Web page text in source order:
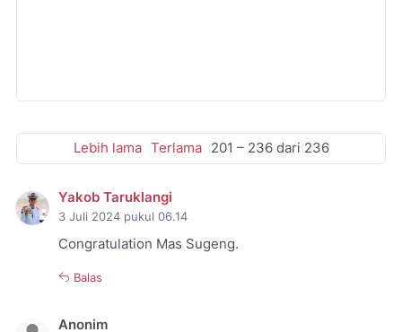
Lebih lama Terlama 201 – 236 dari 236
Yakob Taruklangi
3 Juli 2024 pukul 06.14
Congratulation Mas Sugeng.
Balas
Anonim